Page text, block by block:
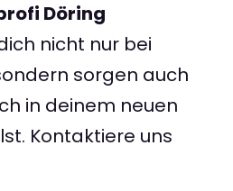
Döring
nicht nur bei
sorgen auch
in deinem neuen
Kontaktiere uns